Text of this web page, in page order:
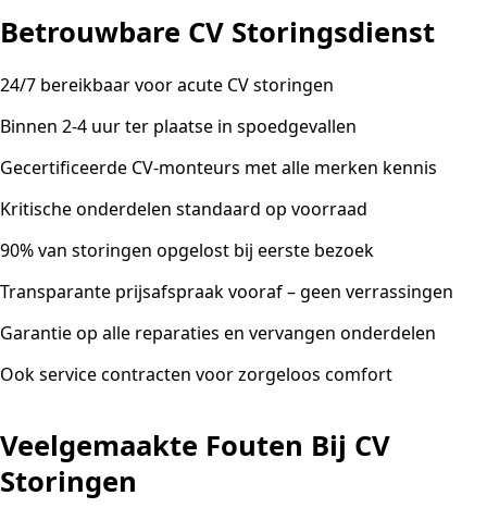
Betrouwbare CV Storingsdienst
24/7 bereikbaar voor acute CV storingen
Binnen 2-4 uur ter plaatse in spoedgevallen
Gecertificeerde CV-monteurs met alle merken kennis
Kritische onderdelen standaard op voorraad
90% van storingen opgelost bij eerste bezoek
Transparante prijsafspraak vooraf – geen verrassingen
Garantie op alle reparaties en vervangen onderdelen
Ook service contracten voor zorgeloos comfort
Veelgemaakte Fouten Bij CV
Storingen